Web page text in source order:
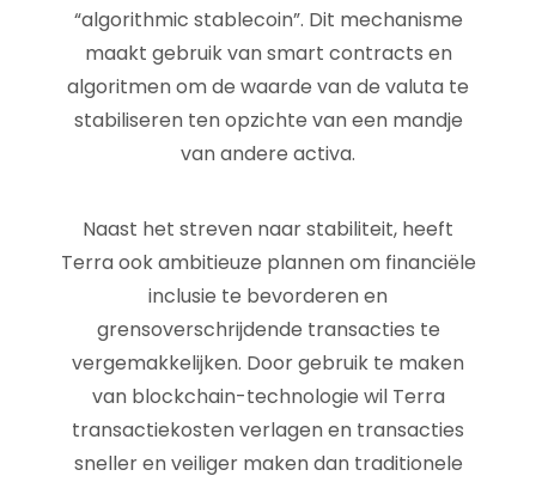
“algorithmic stablecoin”. Dit mechanisme
maakt gebruik van smart contracts en
algoritmen om de waarde van de valuta te
stabiliseren ten opzichte van een mandje
van andere activa.
Naast het streven naar stabiliteit, heeft
Terra ook ambitieuze plannen om financiële
inclusie te bevorderen en
grensoverschrijdende transacties te
vergemakkelijken. Door gebruik te maken
van blockchain-technologie wil Terra
transactiekosten verlagen en transacties
sneller en veiliger maken dan traditionele